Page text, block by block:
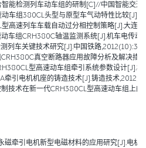
智能检测列车动车组的研制[C]//中国智能交
动车组380CL头型与原型车气动特性比较[J].
型高速列车车载自动过分相控制策略[J].大连
车组CRH380C轴温监测系统[J].机车电传动
列车关键技术研究[J].中国铁路,2012(10):3-7.
CRH380C真空断路器应用故障分析及解决
型高速动车组牵引系统参数设计[J].
牵引电机机座的铸造技术[J].铸造技术
技术在新一代CRH380CL型高速动车组上
磁牵引电机新型电磁材料的应用研究[J].电